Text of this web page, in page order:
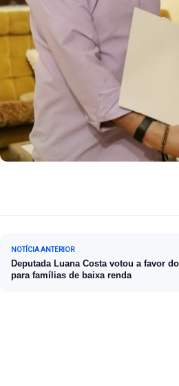
Navegação de Post
NOTÍCIA ANTERIOR
Deputada Luana Costa votou a favor
para famílias de baixa renda